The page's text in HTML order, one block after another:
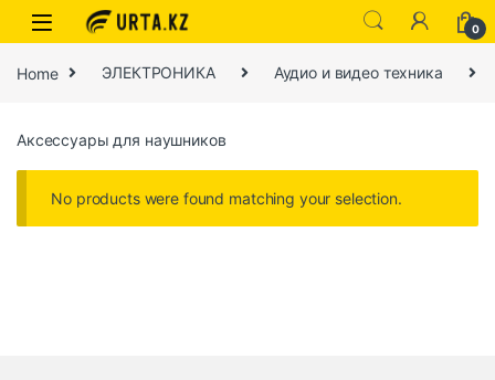
0
Home ЭЛЕКТРОНИКА Аудио и видео техника
Аксессуары для наушников
No products were found matching your selection.